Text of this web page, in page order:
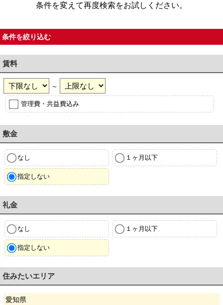
条件を変えて再度検索をお試しください。
条件を絞り込む
賃料
～
管理費・共益費込み
敷金
なし １ヶ月以下
指定しない
礼金
なし １ヶ月以下
指定しない
住みたいエリア
愛知県